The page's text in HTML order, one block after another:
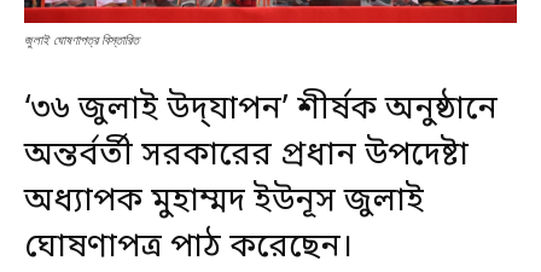
জুলাই ঘোষণাপত্র বিস্তারিত
‘৩৬ জুলাই উদ্‌যাপন’ শীর্ষক অনুষ্ঠানে
অন্তর্বর্তী সরকারের প্রধান উপদেষ্টা
অধ্যাপক মুহাম্মদ ইউনূস জুলাই
ঘোষণাপত্র পাঠ করেছেন।